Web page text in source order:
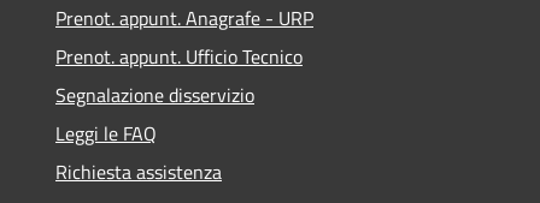
Prenot. appunt. Anagrafe - URP
Prenot. appunt. Ufficio Tecnico
Segnalazione disservizio
Leggi le FAQ
Richiesta assistenza